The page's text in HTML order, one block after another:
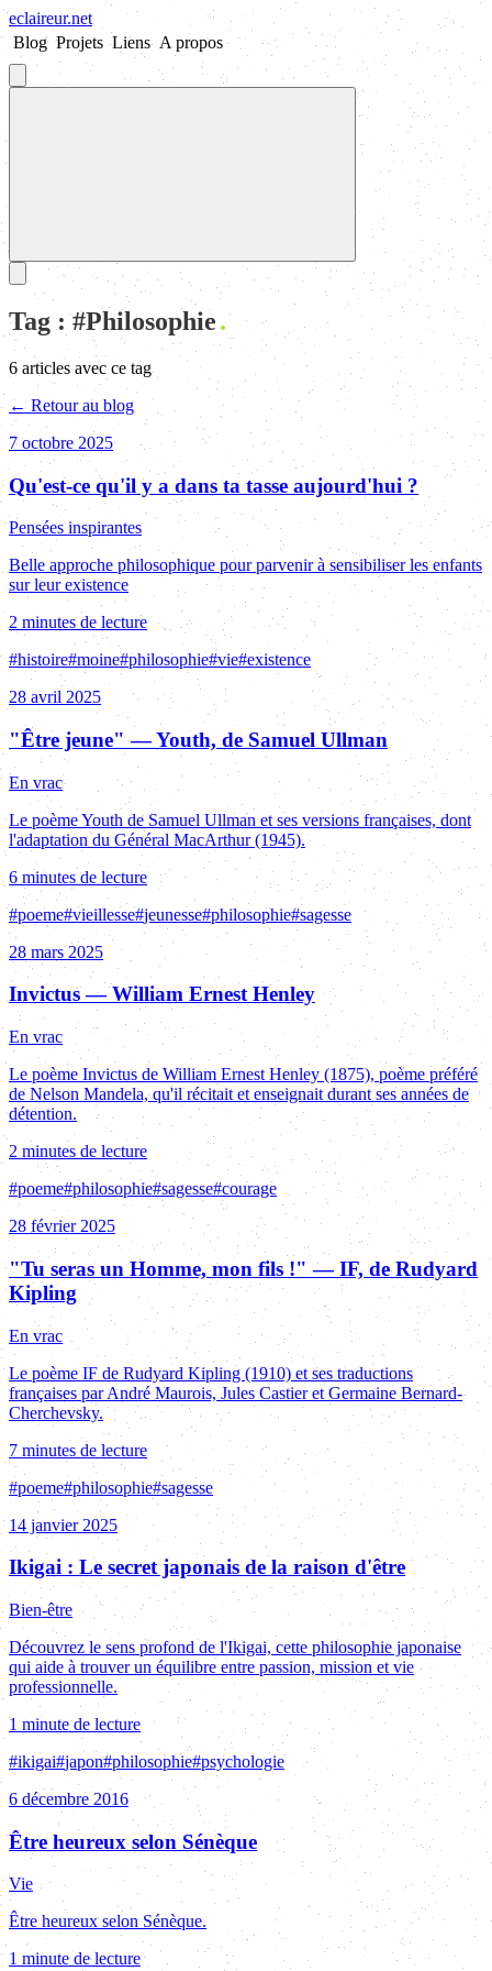
eclaireur.net
Blog Projets Liens A propos
Tag : #Philosophie
6 articles avec ce tag
← Retour au blog
7 octobre 2025
Qu'est-ce qu'il y a dans ta tasse aujourd'hui ?
Pensées inspirantes
Belle approche philosophique pour parvenir à sensibiliser les enfants
sur leur existence
2 minutes de lecture
#histoire#moine#philosophie#vie#existence
28 avril 2025
"Être jeune" — Youth, de Samuel Ullman
En vrac
Le poème Youth de Samuel Ullman et ses versions françaises, dont
l'adaptation du Général MacArthur (1945).
6 minutes de lecture
#poeme#vieillesse#jeunesse#philosophie#sagesse
28 mars 2025
Invictus — William Ernest Henley
En vrac
Le poème Invictus de William Ernest Henley (1875), poème préféré
de Nelson Mandela, qu'il récitait et enseignait durant ses années de
détention.
2 minutes de lecture
#poeme#philosophie#sagesse#courage
28 février 2025
"Tu seras un Homme, mon fils !" — IF, de Rudyard
Kipling
En vrac
Le poème IF de Rudyard Kipling (1910) et ses traductions
françaises par André Maurois, Jules Castier et Germaine Bernard-
Cherchevsky.
7 minutes de lecture
#poeme#philosophie#sagesse
14 janvier 2025
Ikigai : Le secret japonais de la raison d'être
Bien-être
Découvrez le sens profond de l'Ikigai, cette philosophie japonaise
qui aide à trouver un équilibre entre passion, mission et vie
professionnelle.
1 minute de lecture
#ikigai#japon#philosophie#psychologie
6 décembre 2016
Être heureux selon Sénèque
Vie
Être heureux selon Sénèque.
1 minute de lecture